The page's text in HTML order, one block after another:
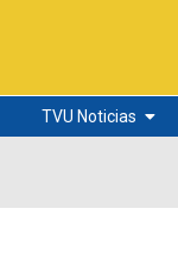
TVU Noticias
Ciudad